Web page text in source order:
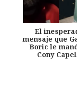
El
mensaje que
Boric le
Cony